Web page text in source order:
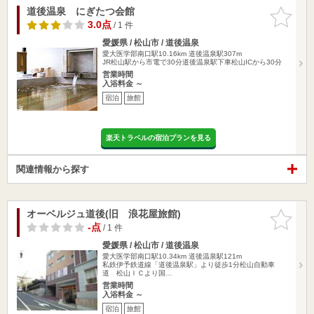
お気に入
りに追加
道後温泉 にぎたつ会館
3.0点/ 1 件
愛媛県 / 松山市 / 道後温泉
愛大医学部南口駅10.16km 道後温泉駅307m
JR松山駅から市電で30分道後温泉駅下車松山ICから30分
営業時間
入浴料金 ～
宿泊 旅館
楽天トラベルの宿泊プランを見る
関連情報から探す
お気に入
りに追加
オーベルジュ道後(旧 浪花屋旅館)
-点/ 1 件
愛媛県 / 松山市 / 道後温泉
愛大医学部南口駅10.34km 道後温泉駅121m
私鉄伊予鉄道線「道後温泉駅」より徒歩1分松山自動車
道 松山ＩＣより国…
営業時間
入浴料金 ～
宿泊 旅館